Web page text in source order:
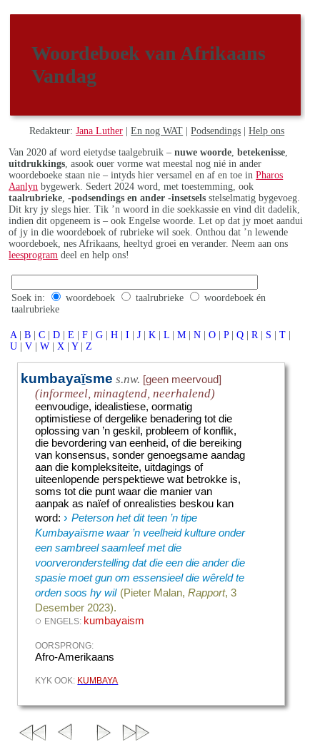
Woordeboek van Afrikaans
Vandag
Redakteur:Jana Luther |En nog WAT |Podsendings |Help ons
Van 2020 af word eietydse taalgebruik –nuwe woorde ,betekenisse
uitdrukkings , asook ouer vorme wat meestal nog nié in ander
woordeboeke staan nie – intyds hier versamel en af en toe inPharos
Aanlyn bygewerk. Sedert 2024 word, met toestemming, ook
taalrubrieke ,-podsendings en ander -insetsels stelselmatig bygevoeg.
Dit kry jy slegs hier. Tik ’n woord in die soekkassie en vind dit dadelik,
indien dit opgeneem is – ook Engelse woorde. Let op dat jy moet aandui
of jy in die woordeboek of rubrieke wil soek. Onthou dat ’n lewende
woordeboek, nes Afrikaans, heeltyd groei en verander. Neem aan ons
leesprogram deel en help ons!
Soek in: woordeboek taalrubrieke
woordeboek én
taalrubrieke
A | B | C | D | E | F | G | H | I | J | K | L | M | N | O | P | Q | R | S | T |
U | V | W | X | Y | Z
kumbayaïsme s.nw. [geen meervoud]
(informeel, minagtend, neerhalend)
eenvoudige, idealistiese, oormatig
optimistiese of dergelike benadering tot die
oplossing van ’n geskil, probleem of konflik,
die bevordering van eenheid, of die bereiking
van konsensus, sonder genoegsame aandag
aan die kompleksiteite, uitdagings of
uiteenlopende perspektiewe wat betrokke is,
soms tot die punt waar die manier van
aanpak as naïef of onrealisties beskou kan
word:› Peterson het dit teen ’n tipe
Kumbayaïsme waar ’n veelheid kulture onder
een sambreel saamleef met die
voorveronderstelling dat die een die ander die
spasie moet gun om essensieel die wêreld te
orden soos hy wil (Pieter Malan,Rapport, 3
Desember 2023).
◌ ENGELS: kumbayaism
OORSPRONG:
Afro-Amerikaans
KYK OOK: KUMBAYA